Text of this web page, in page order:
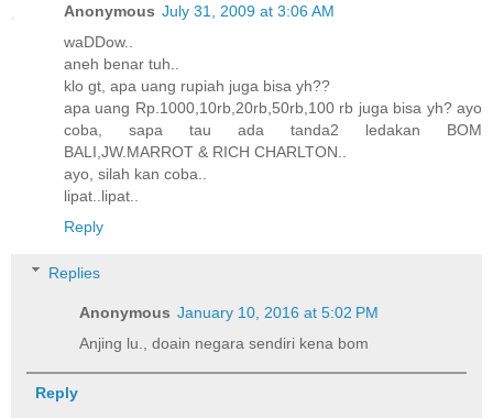
Anonymous July 31, 2009 at 3:06 AM
waDDow..
aneh benar tuh..
klo gt, apa uang rupiah juga bisa yh??
apa uang Rp.1000,10rb,20rb,50rb,100 rb juga bisa yh? ayo
coba, sapa tau ada tanda2 ledakan BOM
BALI,JW.MARROT & RICH CHARLTON..
ayo, silah kan coba..
lipat..lipat..
Reply
Replies
Anonymous January 10, 2016 at 5:02 PM
Anjing lu., doain negara sendiri kena bom
Reply